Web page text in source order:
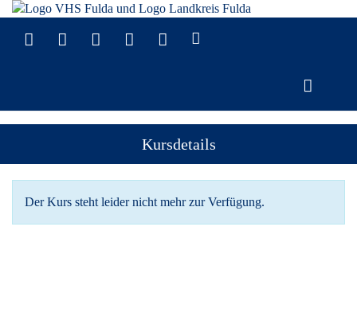
Kursdetails
Der Kurs steht leider nicht mehr zur Verfügung.